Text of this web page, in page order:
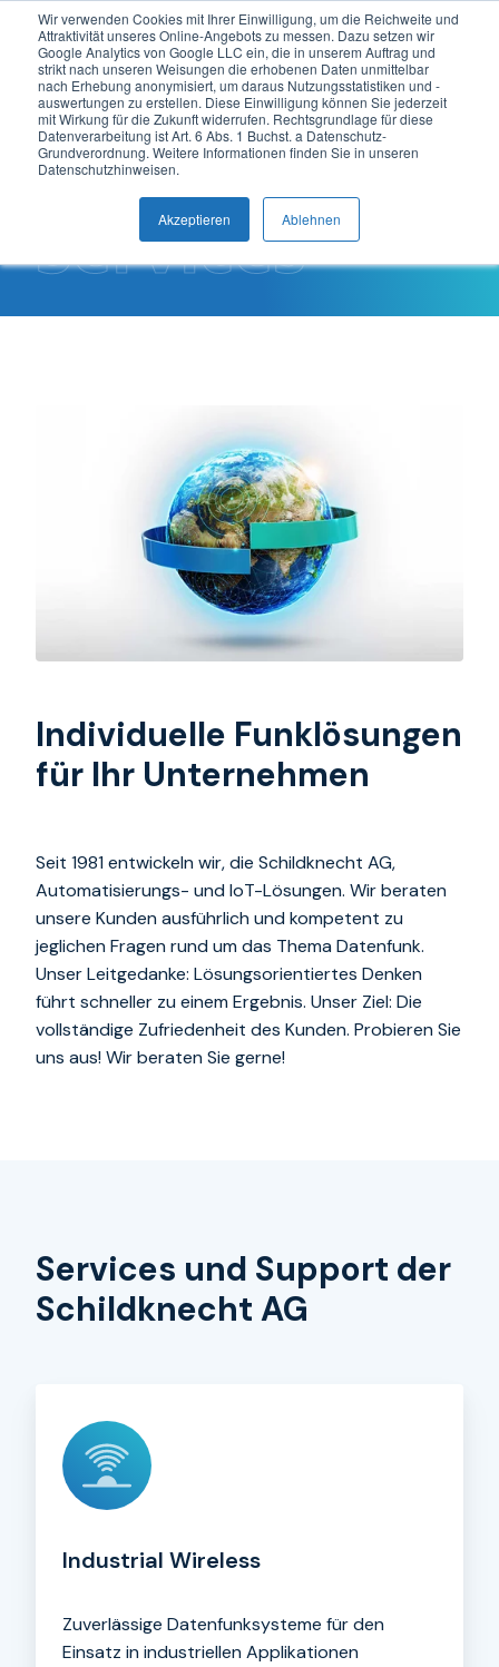
Wir verwenden Cookies mit Ihrer Einwilligung, um die Reichweite und
Attraktivität unseres Online-Angebots zu messen. Dazu setzen wir
Google Analytics von Google LLC ein, die in unserem Auftrag und
strikt nach unseren Weisungen die erhobenen Daten unmittelbar
nach Erhebung anonymisiert, um daraus Nutzungsstatistiken und -
auswertungen zu erstellen. Diese Einwilligung können Sie jederzeit
mit Wirkung für die Zukunft widerrufen. Rechtsgrundlage für diese
Datenverarbeitung ist Art. 6 Abs. 1 Buchst. a Datenschutz-
Grundverordnung. Weitere Informationen finden Sie in unseren
Datenschutzhinweisen.
Akzeptieren Ablehnen
DE
Services
Individuelle Funklösungen
für Ihr Unternehmen
Seit 1981 entwickeln wir, die Schildknecht AG,
Automatisierungs- und IoT-Lösungen. Wir beraten
unsere Kunden ausführlich und kompetent zu
jeglichen Fragen rund um das Thema Datenfunk.
Unser Leitgedanke: Lösungsorientiertes Denken
führt schneller zu einem Ergebnis. Unser Ziel: Die
vollständige Zufriedenheit des Kunden. Probieren Sie
uns aus! Wir beraten Sie gerne!
Services und Support der
Schildknecht AG
Industrial Wireless
Zuverlässige Datenfunk­systeme für den
Einsatz in industriellen Applikationen